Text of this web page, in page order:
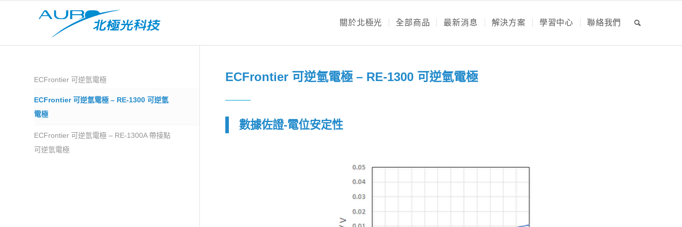
關於北極光 全部商品 最新消息 解決方案 學習中心 聯絡我們
ECFrontier 可逆氫電極 – RE-1300 可逆氫電極
數據佐證-電位安定性
ECFrontier 可逆氫電極
ECFrontier 可逆氫電極 – RE-1300 可逆氫
電極
ECFrontier 可逆氫電極 – RE-1300A 帶接點
可逆氫電極